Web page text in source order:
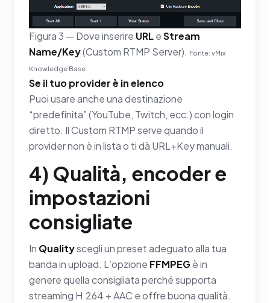
Figura 3 — Dove inserire URLeStream
Name/Key(Custom RTMP Server). Fonte: vMix
Knowledge Base.
Se il tuo provider è in elenco
Puoi usare anche una destinazione
“predefinita” (YouTube, Twitch, ecc.) con login
diretto. Il Custom RTMP serve quando il
provider non è in lista o ti dà URL+Key manuali.
4) Qualità, encoder e
impostazioni
consigliate
In Qualityscegli un preset adeguato alla tua
banda in upload. L’opzione FFMPEGè in
genere quella consigliata perché supporta
streaming H.264 + AAC e offre buona qualità.